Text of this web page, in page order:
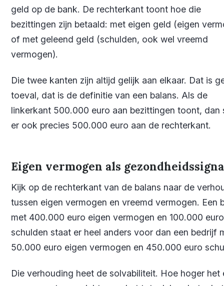
geld op de bank. De rechterkant toont hoe die
bezittingen zijn betaald: met eigen geld (eigen
of met geleend geld (schulden, ook wel vreemd
vermogen).
Die twee kanten zijn altijd gelijk aan elkaar. Dat is
toeval, dat is de definitie van een balans. Als de
linkerkant 500.000 euro aan bezittingen toont, dan
er ook precies 500.000 euro aan de rechterkant.
Eigen vermogen als
Kijk op de rechterkant van de balans naar de
tussen eigen vermogen en vreemd vermogen. Een
met 400.000 euro eigen vermogen en 100.000
schulden staat er heel anders voor dan een bedrijf
50.000 euro eigen vermogen en 450.000 euro
Die verhouding heet de solvabiliteit. Hoe hoger het